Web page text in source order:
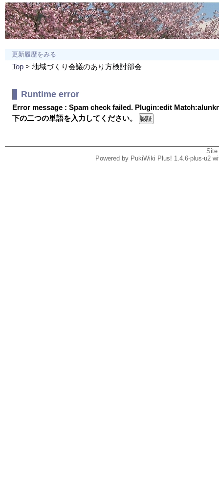
更新履歴をみる
Top> 地域づくり会議のあり方検討部会
Runtime error
Error message : Spam check failed. Plugin:edit
下の二つの単語を入力してください。
Powered by PukiWiki Plus! 1.4.6-plus-u2